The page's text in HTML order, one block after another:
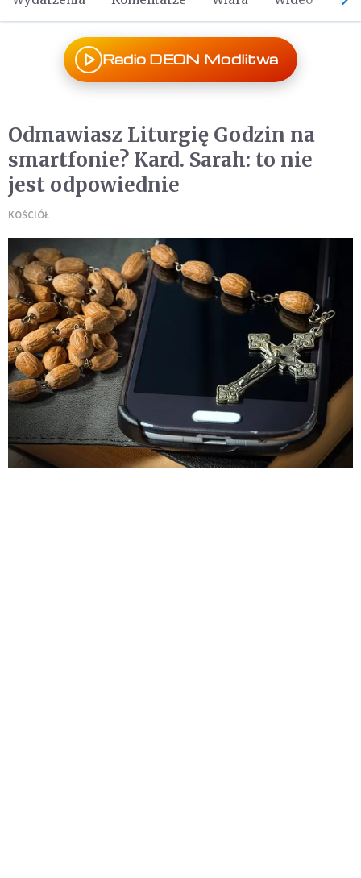
Radio DEON Modlitwa
Odmawiasz Liturgię Godzin na
smartfonie? Kard. Sarah: to nie
jest odpowiednie
KOŚCIÓŁ